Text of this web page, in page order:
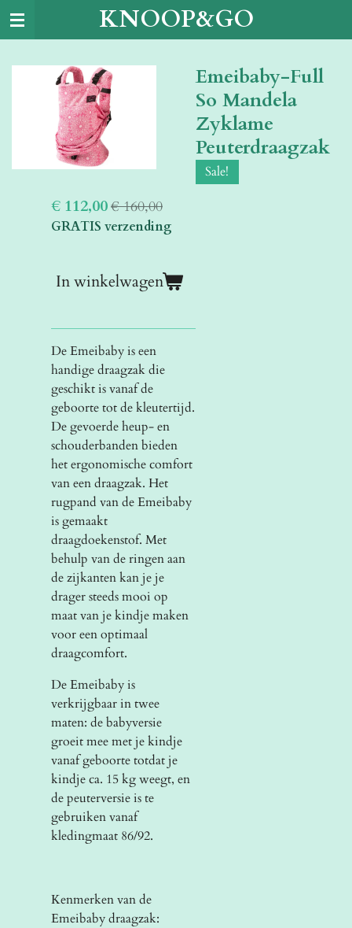
Ga
hoofdinhoud
KNOOP&GO
Emeibaby-Full
So Mandela
Zyklame
Peuterdraagzak
Sale!
€ 112,00€ 160,00
GRATIS verzending
In winkelwagen
De Emeibaby is een
handige draagzak die
geschikt is vanaf de
geboorte tot de kleutertijd.
De gevoerde heup- en
schouderbanden bieden
het ergonomische comfort
van een draagzak. Het
rugpand van de Emeibaby
is gemaakt
draagdoekenstof. Met
behulp van de ringen aan
de zijkanten kan je je
drager steeds mooi op
maat van je kindje maken
voor een optimaal
draagcomfort.
De Emeibaby is
verkrijgbaar in twee
maten: de babyversie
groeit mee met je kindje
vanaf geboorte totdat je
kindje ca. 15 kg weegt, en
de peuterversie is te
gebruiken vanaf
kledingmaat 86/92.
Kenmerken van de
Emeibaby draagzak: